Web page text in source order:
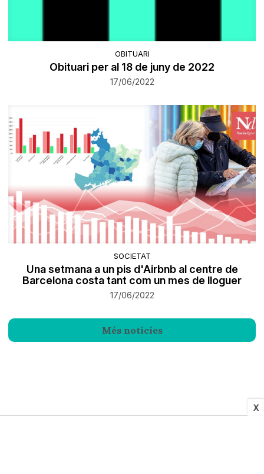
X
OBITUARI
Obituari per al 18 de juny de 2022
17/06/2022
SOCIETAT
Una setmana a un pis d'Airbnb al centre de
Barcelona costa tant com un mes de lloguer
17/06/2022
Més notícies